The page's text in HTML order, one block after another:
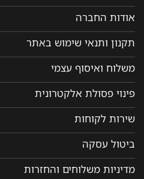
אודות החברה
תקנון ותנאי שימוש באתר
משלוח ואיסוף עצמי
פינוי פסולת אלקטרונית
שירות לקוחות
ביטול עסקה
מדיניות משלוחים והחזרות